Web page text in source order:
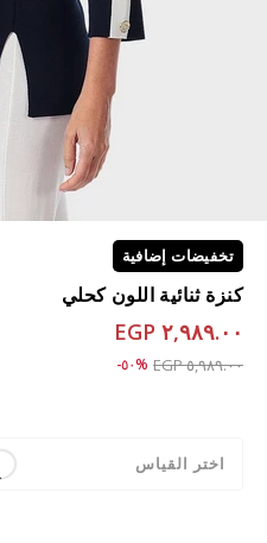
تخفيضات إضافية
كنزة ثنائية اللون كحلي
٢,٩٨٩.٠٠ EGP
Price reduced from
٥,٩٨٩.٠٠ EGP to ٢,٩٨٩.٠٠ EGP%٥٠-
اختر القياس